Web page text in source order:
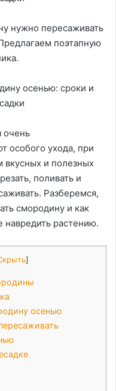
нужно пересаживать
поэтапную
очень
особого ухода, при
вкусных и полезных
поливать и
Разберемся,
смородину и как
навредить растению.
]
осенью